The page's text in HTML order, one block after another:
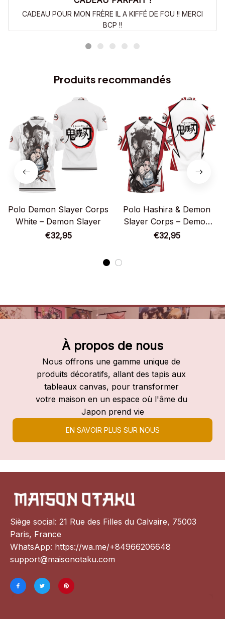
CADEAU POUR MON FRÈRE IL A KIFFÉ DE FOU !! MERCI
BCP !!
Produits recommandés
Polo Demon Slayer Corps
White – Demon Slayer
€32,95
Polo Hashira & Demon
Slayer Corps – Demon
Slayer
€32,95
À propos de nous
Nous offrons une gamme unique de
produits décoratifs, allant des tapis aux
tableaux canvas, pour transformer
votre maison en un espace où l'âme du
Japon prend vie
EN SAVOIR PLUS SUR NOUS
Siège social: 21 Rue des Filles du Calvaire, 75003
Paris, France
WhatsApp: https://wa.me/+84966206648
support@maisonotaku.com